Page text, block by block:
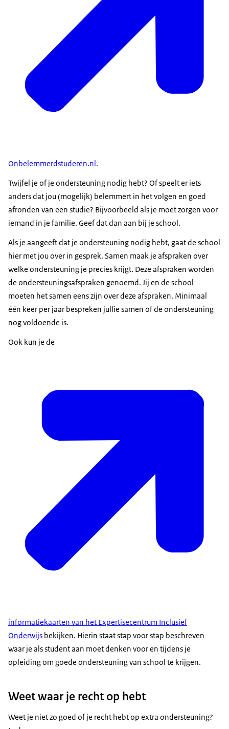
Onbelemmerdstuderen.nl .
Twijfel je of je ondersteuning nodig hebt? Of speelt er iets
anders dat jou (mogelijk) belemmert in het volgen en goed
afronden van een studie? Bijvoorbeeld als je moet zorgen voor
iemand in je familie. Geef dat dan aan bij je school.
Als je aangeeft dat je ondersteuning nodig hebt, gaat de school
hier met jou over in gesprek. Samen maak je afspraken over
welke ondersteuning je precies krijgt. Deze afspraken worden
de ondersteuningsafspraken genoemd. Jij en de school
moeten het samen eens zijn over deze afspraken. Minimaal
één keer per jaar bespreken jullie samen of de ondersteuning
nog voldoende is.
Ook kun je de
informatiekaarten van het Expertisecentrum Inclusief
Onderwijs bekijken. Hierin staat stap voor stap beschreven
waar je als student aan moet denken voor en tijdens je
opleiding om goede ondersteuning van school te krijgen.
Weet waar je recht op hebt
Weet je niet zo goed of je recht hebt op extra ondersteuning?